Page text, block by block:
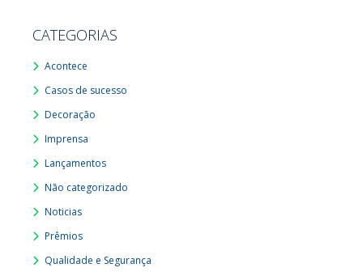
CATEGORIAS
Acontece
Casos de sucesso
Decoração
Imprensa
Lançamentos
Não categorizado
Noticias
Prêmios
Qualidade e Segurança